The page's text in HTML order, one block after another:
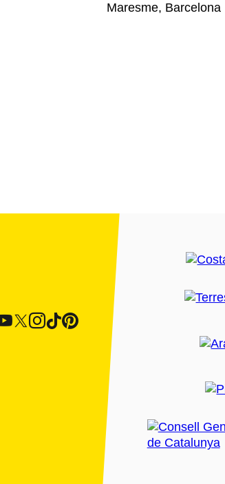
Maresme, Barcelona